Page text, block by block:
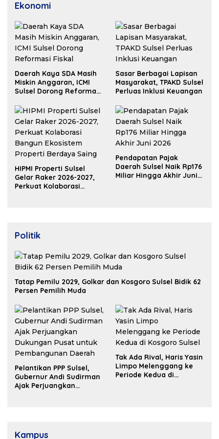
Ekonomi
Daerah Kaya SDA Masih
Miskin Anggaran, ICMI
Sulsel Dorong Reformasi
Sasar Berbagai Lapisan
Masyarakat, TPAKD Sulsel
Perluas Inklusi Keuangan
HIPMI Properti Sulsel
Gelar Raker 2026-2027,
Perkuat Kolaborasi
Pendapatan Pajak
Daerah Sulsel Naik Rp176
Miliar Hingga Akhir Juni
Politik
Tatap Pemilu 2029, Golkar dan Kosgoro Sulsel Bidik 62
Persen Pemilih Muda
Pelantikan PPP Sulsel,
Gubernur Andi Sudirman
Ajak Perjuangkan
Tak Ada Rival, Haris Yasin
Limpo Melenggang ke
Periode Kedua di
Kampus